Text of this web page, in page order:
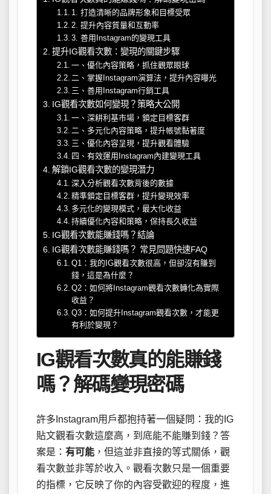
1. 打造清晰的品牌形象和目標受眾
2. 提升內容質量和互動率
3. 善用Instagram的變現工具
提升IG觀看次數：變現的關鍵步驟
一、優化內容策略，抓住觀眾眼球
二、掌握Instagram演算法，提升內容曝光
三、善用Instagram行銷工具
IG觀看次數如何變現？策略大公開
一、深耕利基市場，鎖定目標客群
二、多元化內容策略，提升帳號黏著度
三、優化內容呈現，提升觀看體驗
四、有效運用Instagram內建變現工具
解鎖IG觀看次數的變現潛力
深入分析觀看次數背後的數據
精準鎖定目標客群，提升變現效率
多元化的變現模式，最大化收益
持續優化內容和策略，保持長久收益
IG觀看次數能賺錢嗎？結論
IG觀看次數能賺錢嗎？ 常見問題快速FAQ
Q1：我的IG觀看次數很高，但卻沒有賺到
錢，這是為什麼？
Q2：如何將Instagram觀看次數轉化為實際
收益？
Q3：如何提升Instagram觀看次數，才能更
有利於變現？
IG觀看次數真的能賺錢
嗎？解碼變現密碼
許多Instagram用戶都抱持著一個疑問：我的IG
貼文觀看次數這麼高，到底能不能賺到錢？答
案是： 有可能 ，但這並非直接的等式關係，觀
看次數並非等於收入。觀看次數只是一個重要
的指標，它反映了你的內容受歡迎的程度，進